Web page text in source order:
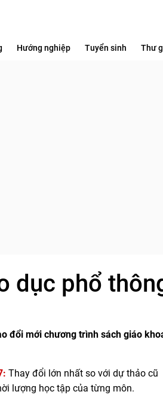
Hướng nghiệp Tuyển sinh Thư
dục phổ
đổi mới chương trình sách giáo
Thay đổi lớn nhất so với dự thảo cũ
lượng học tập của từng môn.